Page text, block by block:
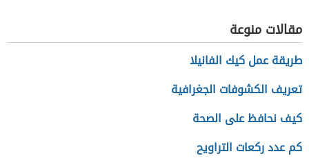
مقالات منوعة
طريقة عمل كيك الفانيلا
تعريف الكشوفات الجغرافية
كيف نحافظ على الصحة
كم عدد ركعات التراويح